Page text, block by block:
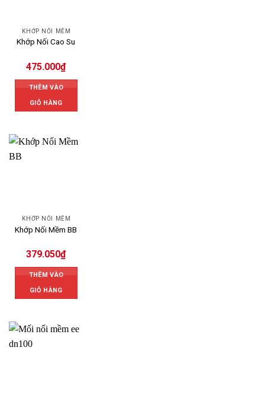
KHỚP NỐI MỀM
Khớp Nối Cao Su
475.000₫
THÊM VÀO
GIỎ HÀNG
KHỚP NỐI MỀM
Khớp Nối Mềm BB
379.050₫
THÊM VÀO
GIỎ HÀNG